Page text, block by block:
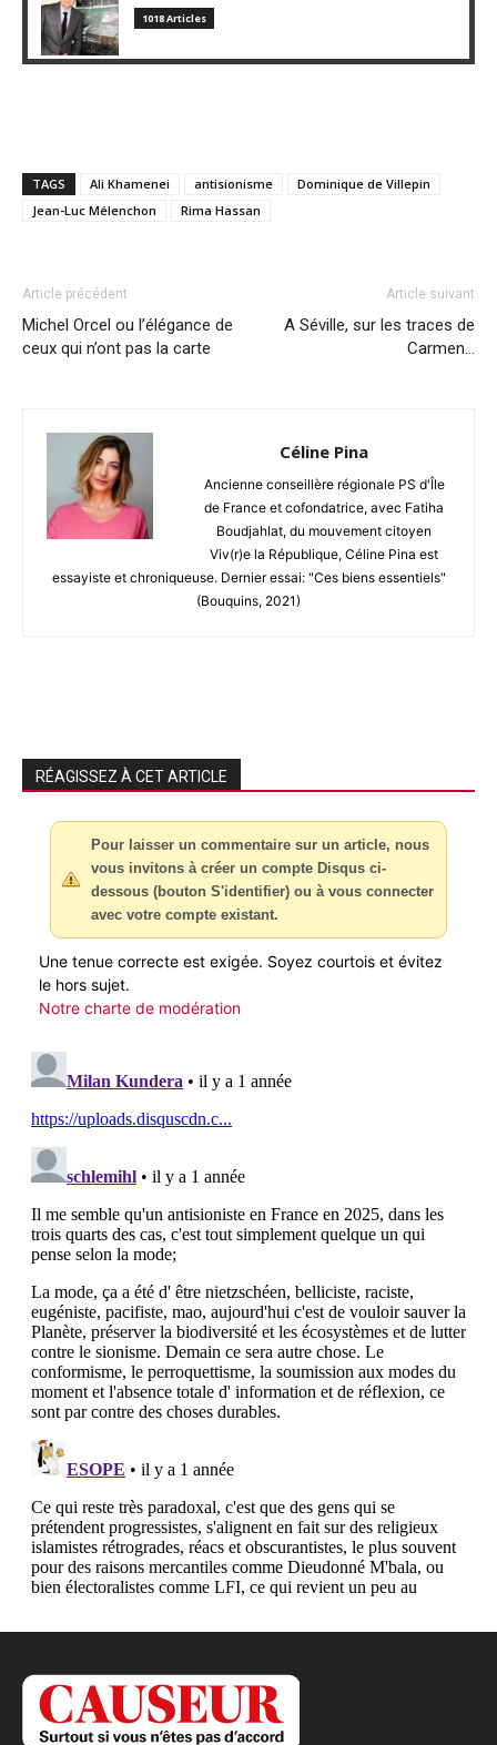
1018 Articles
TAGS Ali Khamenei antisionisme
Dominique de Villepin
Jean-Luc Mélenchon
Rima Hassan
Article précédent
Michel Orcel ou l’élégance de
ceux qui n’ont pas la carte
Article suivant
A Séville, sur les traces de
Carmen…
Céline Pina
Ancienne conseillère régionale PS d'Île
de France et cofondatrice, avec Fatiha
Boudjahlat, du mouvement citoyen
Viv(r)e la République, Céline Pina est
essayiste et chroniqueuse. Dernier essai: "Ces biens essentiels"
(Bouquins, 2021)
RÉAGISSEZ À CET ARTICLE
Pour laisser un commentaire sur un article, nous
vous invitons à créer un compte Disqus ci-
dessous (bouton S'identifier) ou à vous connecter
avec votre compte existant.
Une tenue correcte est exigée. Soyez courtois et évitez
le hors sujet.
Notre charte de modération